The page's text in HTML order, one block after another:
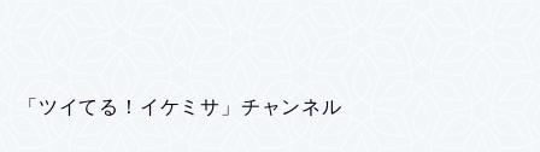
「ツイてる！イケミサ」チャンネル